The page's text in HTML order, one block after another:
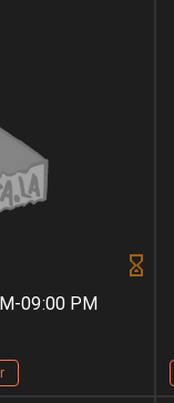
09:00 PM